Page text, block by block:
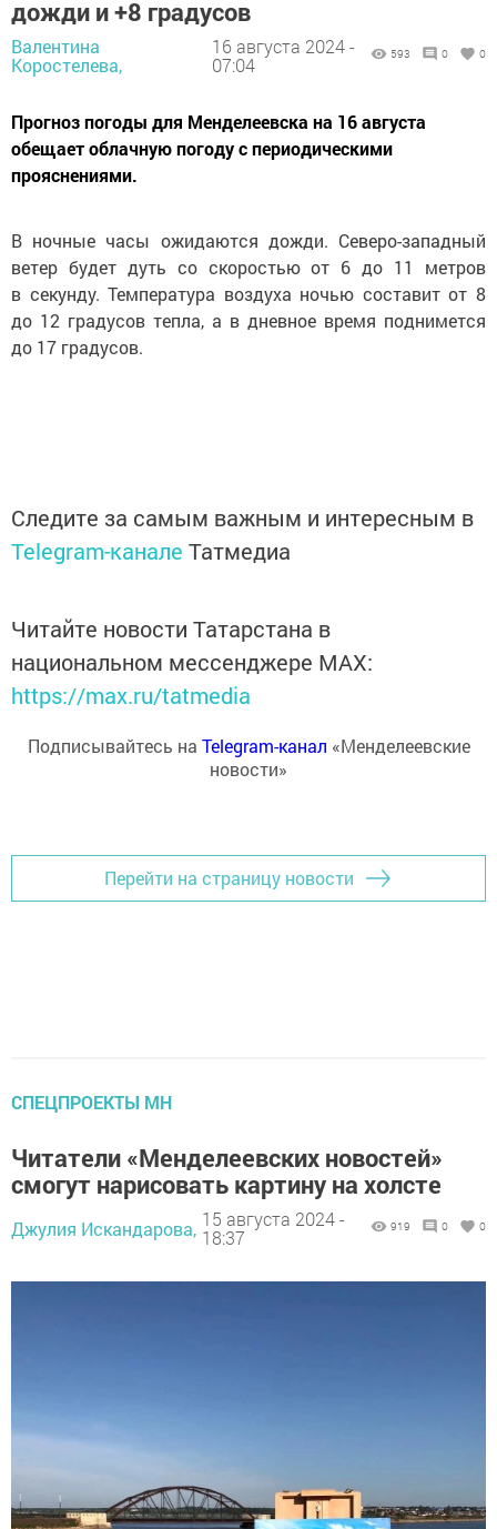
дожди и +8 градусов
Валентина
Коростелева,
16 августа 2024 -
07:04
593 0 0
Прогноз погоды для Менделеевска на 16 августа
обещает облачную погоду с периодическими
прояснениями.
В ночные часы ожидаются дожди. Северо-западный
ветер будет дуть со скоростью от 6 до 11 метров
в секунду. Температура воздуха ночью составит от 8
до 12 градусов тепла, а в дневное время поднимется
до 17 градусов.
Следите за самым важным и интересным в
Telegram-канале Татмедиа
Читайте новости Татарстана в
национальном мессенджере MАХ:
https://max.ru/tatmedia
Подписывайтесь на Telegram-канал «Менделеевские
новости»
Перейти на страницу новости
СПЕЦПРОЕКТЫ МН
Читатели «Менделеевских новостей»
смогут нарисовать картину на холсте
Джулия Искандарова, 15 августа 2024 -
18:37
919 0 0